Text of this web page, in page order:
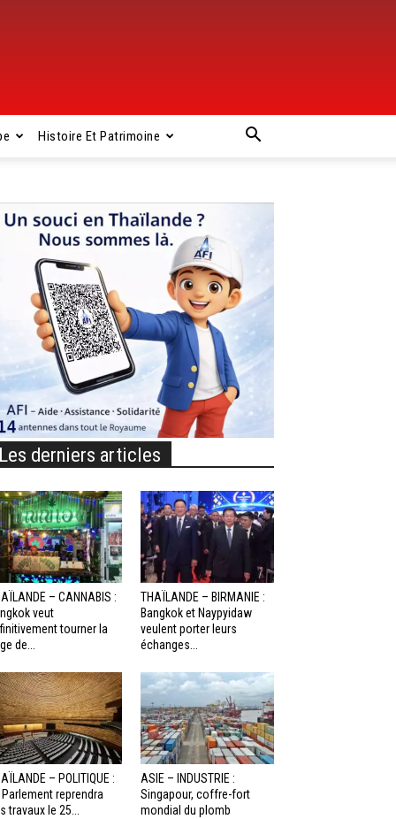
Histoire Et Patrimoine
derniers articles
– CANNABIS :
veut
tourner la
de...
THAÏLANDE – BIRMANIE :
Bangkok et Naypyidaw
veulent porter leurs
échanges...
– POLITIQUE :
Parlement reprendra
travaux le 25...
ASIE – INDUSTRIE :
Singapour, coffre-fort
mondial du plomb